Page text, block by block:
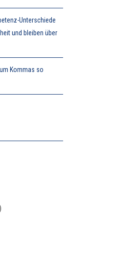
Unterschiede
und bleiben über
Kommas so